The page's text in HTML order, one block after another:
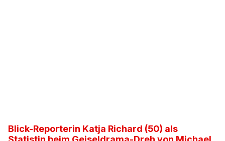
Blick-Reporterin Katja Richard (50) als